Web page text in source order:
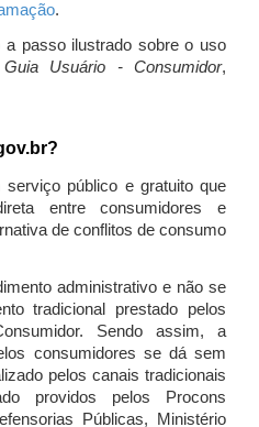
.
passo ilustrado sobre o uso
Guia Usuário - Consumidor,
público e gratuito que
entre consumidores e
de conflitos de consumo
administrativo e não se
tradicional prestado pelos
Sendo assim, a
consumidores se dá sem
pelos canais tradicionais
providos pelos Procons
Públicas, Ministério